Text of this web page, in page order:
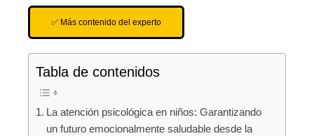
✅ Más contenido del experto
Tabla de contenidos
La atención psicológica en niños: Garantizando
un futuro emocionalmente saludable desde la